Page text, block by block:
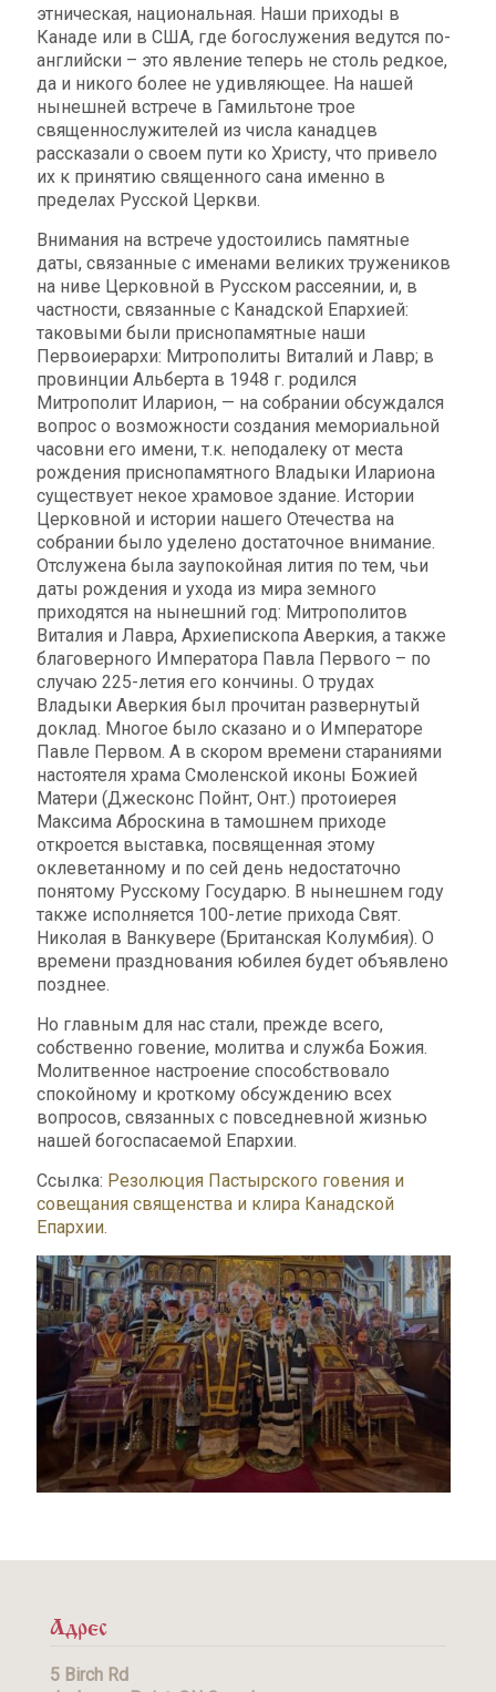
этническая, национальная. Наши приходы в
Канаде или в США, где богослужения ведутся по-
английски – это явление теперь не столь редкое,
да и никого более не удивляющее. На нашей
нынешней встрече в Гамильтоне трое
священнослужителей из числа канадцев
рассказали о своем пути ко Христу, что привело
их к принятию священного сана именно в
пределах Русской Церкви.
Внимания на встрече удостоились памятные
даты, связанные с именами великих тружеников
на ниве Церковной в Русском рассеянии, и, в
частности, связанные с Канадской Епархией:
таковыми были приснопамятные наши
Первоиерархи: Митрополиты Виталий и Лавр; в
провинции Альберта в 1948 г. родился
Митрополит Иларион, — на собрании обсуждался
вопрос о возможности создания мемориальной
часовни его имени, т.к. неподалеку от места
рождения приснопамятного Владыки Илариона
существует некое храмовое здание. Истории
Церковной и истории нашего Отечества на
собрании было уделено достаточное внимание.
Отслужена была заупокойная лития по тем, чьи
даты рождения и ухода из мира земного
приходятся на нынешний год: Митрополитов
Виталия и Лавра, Архиепископа Аверкия, а также
благоверного Императора Павла Первого – по
случаю 225-летия его кончины. О трудах
Владыки Аверкия был прочитан развернутый
доклад. Многое было сказано и о Императоре
Павле Первом. А в скором времени стараниями
настоятеля храма Смоленской иконы Божией
Матери (Джесконс Пойнт, Онт.) протоиерея
Максима Аброскина в тамошнем приходе
откроется выставка, посвященная этому
оклеветанному и по сей день недостаточно
понятому Русскому Государю. В нынешнем году
также исполняется 100-летие прихода Свят.
Николая в Ванкувере (Британская Колумбия). О
времени празднования юбилея будет объявлено
позднее.
Но главным для нас стали, прежде всего,
собственно говение, молитва и служба Божия.
Молитвенное настроение способствовало
спокойному и кроткому обсуждению всех
вопросов, связанных с повседневной жизнью
нашей богоспасаемой Епархии.
Ссылка: Резолюция Пастырского говения и
совещания священства и клира Канадской
Епархии.
Адрес
5 Birch Rd